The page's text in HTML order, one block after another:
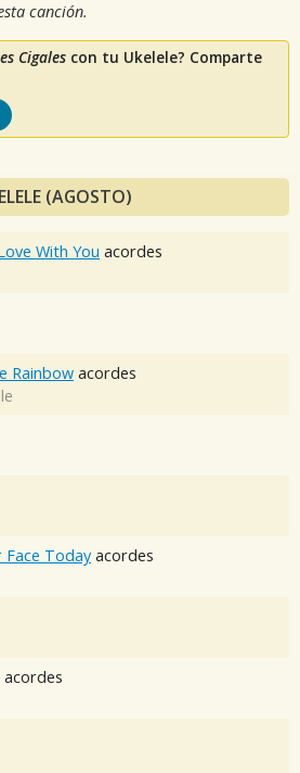
canción.
Cigales con tu Ukelele? Comparte
(AGOSTO)
With You acordes
Rainbow acordes
Face Today acordes
acordes